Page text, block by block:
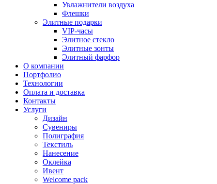
Увлажнители воздуха
Флешки
Элитные подарки
VIP-часы
Элитное стекло
Элитные зонты
Элитный фарфор
О компании
Портфолио
Технологии
Оплата и доставка
Контакты
Услуги
Дизайн
Сувениры
Полиграфия
Текстиль
Нанесение
Оклейка
Ивент
Welcome pack